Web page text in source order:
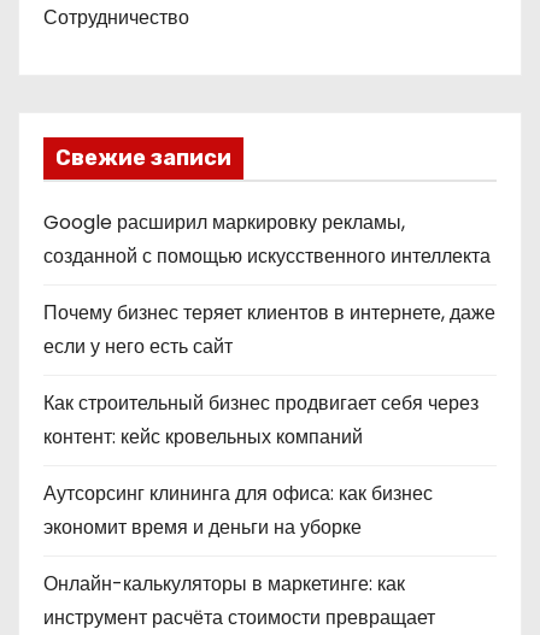
Сотрудничество
Свежие записи
Google расширил маркировку рекламы,
созданной с помощью искусственного интеллекта
Почему бизнес теряет клиентов в интернете, даже
если у него есть сайт
Как строительный бизнес продвигает себя через
контент: кейс кровельных компаний
Аутсорсинг клининга для офиса: как бизнес
экономит время и деньги на уборке
Онлайн-калькуляторы в маркетинге: как
инструмент расчёта стоимости превращает